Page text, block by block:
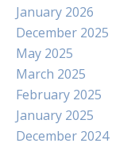
January 2026
December 2025
May 2025
March 2025
February 2025
January 2025
December 2024